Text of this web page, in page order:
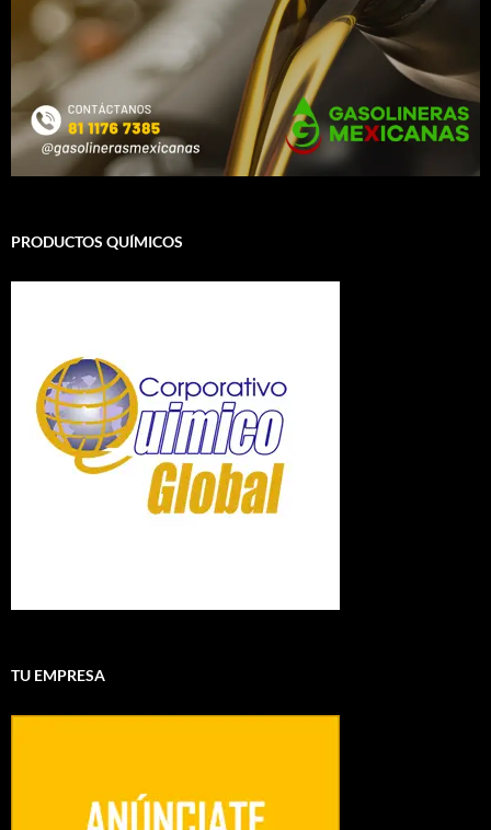
PRODUCTOS QUÍMICOS
TU EMPRESA